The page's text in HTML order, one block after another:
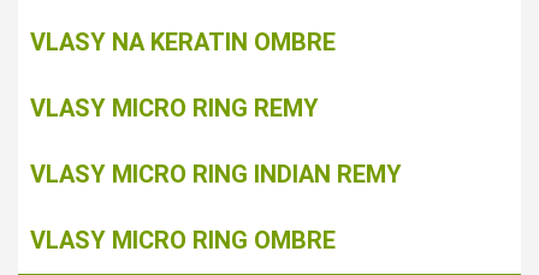
VLASY NA KERATIN OMBRE
VLASY MICRO RING REMY
VLASY MICRO RING INDIAN REMY
VLASY MICRO RING OMBRE